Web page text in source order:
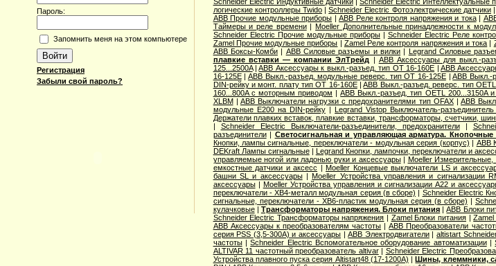
Пароль:
Запомнить меня на этом компьютере
Регистрация
Забыли свой пароль?
логические контроллеры Twido|Schneider Electric Фотоэлектрические датчики
ABB Прочие модульные приборы |ABB Реле контроля напряжения и тока|
Таймеры и реле времени|Moeller Дополнительные принадлежности к
Schneider Electric Прочие модульные приборы| Schneider Electric Реле
Zamel Прочие модульные приборы | Zamel Реле контроля напряжения и тока |
ABB Боксы-Комби| ABB Силовые разъемы и вилки | Legrand Cиловые
плавкие вставки — компании ЭлТрейд
| ABB Аксессуары для выкл.-
125...2500A|ABB Аксессуары к выкл.-разъед. тип OT 16-160E |ABB
16-125E| ABB Выкл.-разъед. модульные реверс. тип OT 16-125E|ABB Выкл.-
DIN-рейку и монт. плату тип OT 16-160E|ABB Выкл.-разъед. реверс. тип
160...800A с моторным приводом |ABB Выкл.-разъед. тип OETL 200...3150A
XLBM| ABB Выключатели нагрузки с предохранителями тип OFAX|ABB
модульные E200 на DIN-рейку|Legrand Vistop Выключатель-
Держатели плавких вставок, плавкие вставки, трансформаторы, счетчики,
| Schneider Electric Выключатели-разъединители, предохранители|
разъединители| Светосигнальная и управляющая арматура.
Кнопки, лампы сигнальные, переключатели - модульная серия (корпус) | ABB
DEKraft Лампы сигнальные| Legrand Кнопки, лампочки, переключатели и
управляемые ногой или ладонью руки и аксессуары| Moeller Измерительные,
емкостные датчики и аксесс |Moeller Концевые выключатели LS и
башни SL и аксессуары|Moeller Устройства управления и сигнализации
аксессуары| Moeller Устройства управления и сигнализации А22 и
переключатели - XB4-металл модульная серия (в сборе) | Schneider Electric
сигнальные, переключатели - XB6-пластик модульная серия (в сборе) |
кулачковые| Трансформаторы напряжения. Блоки питания |ABB Блоки
Schneider Electric Трансформаторы напряжения | Zamel Блоки питания|
ABB Аксессуары к преобразователям частоты |ABB Преобразователи
серия PSS (3,5-300А) и аксессуары |ABB Электродвигатели|altistart
частоты|Schneider Electric Вспомогательное оборудование автоматизации|
ALTIVAR 11 частотный преобразователь altivar| Schneider Electric
Устройства плавного пуска серия Altistart48 (17-1200А) |Шины, клеммники,